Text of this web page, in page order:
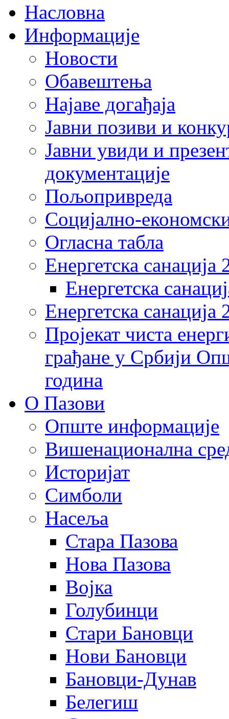
Насловна
Информације
Новости
Обавештења
Најаве догађаја
Јавни позиви и
Јавни увиди и
документације
Пољопривреда
Социјално-
Огласна табла
Енергетска санација
Енергетска
Енергетска
Пројекат чиста
грађане у Србији
година
О Пазови
Опште информације
Вишенационална
Историјат
Симболи
Насеља
Стара Пазова
Нова Пазова
Војка
Голубинци
Стари Бановци
Нови Бановци
Бановци-Дунав
Белегиш